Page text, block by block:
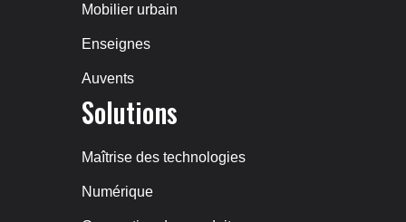
Mobilier urbain
Enseignes
Auvents
Solutions
Maîtrise des technologies
Numérique